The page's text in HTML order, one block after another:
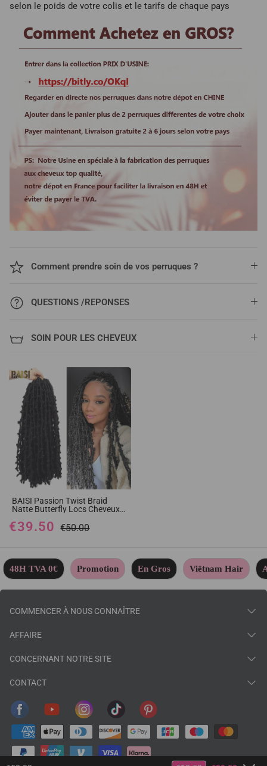
selon le poids de votre colis et le tarifs de chaque pays
Comment prendre soin de vos perruques ?
QUESTIONS /REPONSES
SOIN POUR LES CHEVEUX
BAISI Passion Twist Braid
Natte Butterfly Locs Cheveux
Synthétique
€39.50 €50.00
48H TVA 0€ Promotion En Gros Viêtnam Hair
COMMENCER À NOUS CONNAÎTRE
AFFAIRE
CONCERNANT NOTRE SITE
CONTACT